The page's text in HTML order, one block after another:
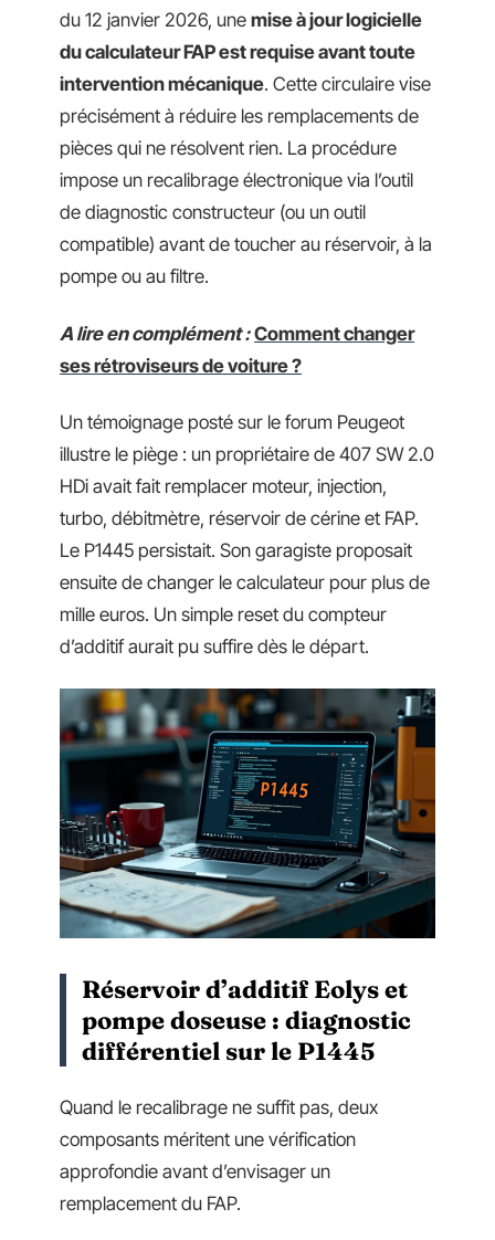
du 12 janvier 2026, une mise à jour logicielle
du calculateur FAP est requise avant toute
intervention mécanique. Cette circulaire vise
précisément à réduire les remplacements de
pièces qui ne résolvent rien. La procédure
impose un recalibrage électronique via l’outil
de diagnostic constructeur (ou un outil
compatible) avant de toucher au réservoir, à la
pompe ou au filtre.
A lire en complément : Comment changer
ses rétroviseurs de voiture ?
Un témoignage posté sur le forum Peugeot
illustre le piège : un propriétaire de 407 SW 2.0
HDi avait fait remplacer moteur, injection,
turbo, débitmètre, réservoir de cérine et FAP.
Le P1445 persistait. Son garagiste proposait
ensuite de changer le calculateur pour plus de
mille euros. Un simple reset du compteur
d’additif aurait pu suffire dès le départ.
Réservoir d’additif Eolys et
pompe doseuse : diagnostic
différentiel sur le P1445
Quand le recalibrage ne suffit pas, deux
composants méritent une vérification
approfondie avant d’envisager un
remplacement du FAP.